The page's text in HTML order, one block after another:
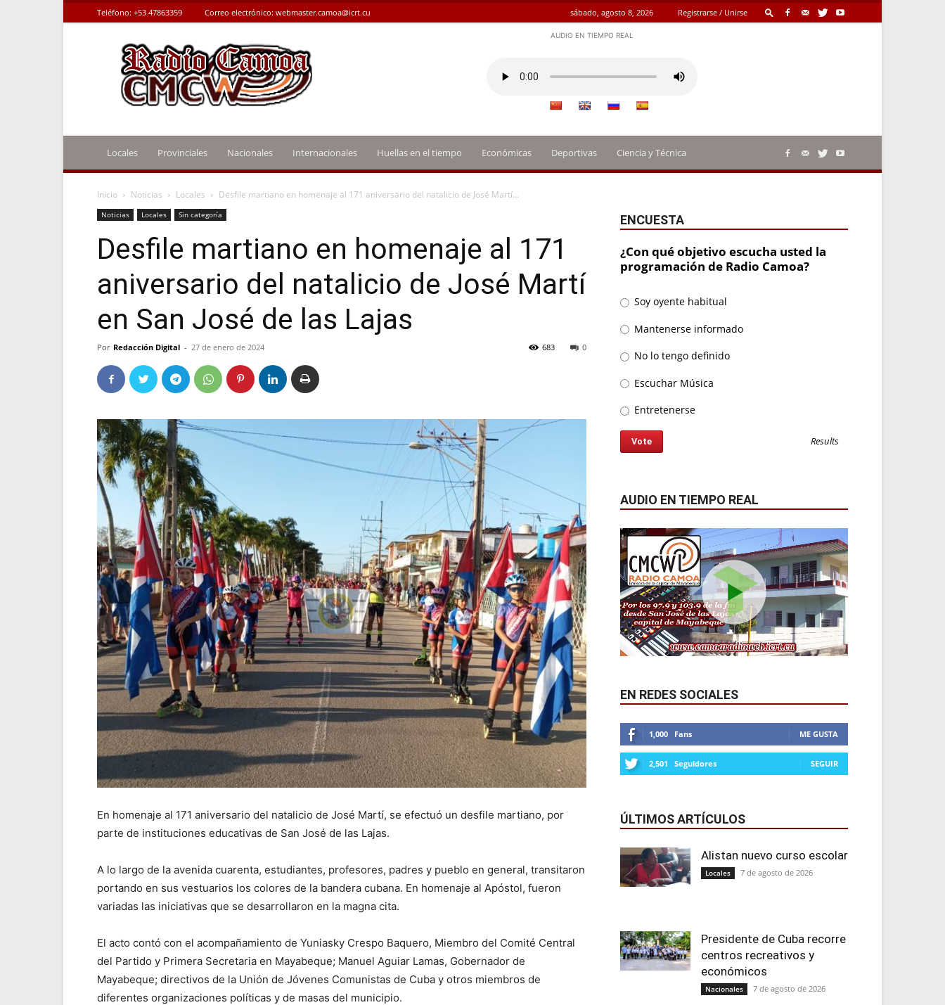
sábado, agosto 8, 2026 Registrarse / Unirse
Teléfono: +53 47863359 Correo electrónico: webmaster.camoa@icrt.cu
Radio
Camoa
AUDIO EN TIEMPO REAL
Locales Provinciales Nacionales Internacionales Huellas en el tiempo Económicas Deportivas Ciencia y Técnica
Inicio Noticias Locales Desfile martiano en homenaje al 171 aniversario del natalicio de José Martí...
Noticias Locales Sin categoría
Desfile martiano en homenaje al 171
aniversario del natalicio de José Martí
en San José de las Lajas
Por Redacción Digital - 27 de enero de 2024 0
683
En homenaje al 171 aniversario del natalicio de José Martí, se efectuó un desfile martiano, por
parte de instituciones educativas de San José de las Lajas.
A lo largo de la avenida cuarenta, estudiantes, profesores, padres y pueblo en general, transitaron
portando en sus vestuarios los colores de la bandera cubana. En homenaje al Apóstol, fueron
variadas las iniciativas que se desarrollaron en la magna cita.
El acto contó con el acompañamiento de Yuniasky Crespo Baquero, Miembro del Comité Central
del Partido y Primera Secretaria en Mayabeque; Manuel Aguiar Lamas, Gobernador de
Mayabeque; directivos de la Unión de Jóvenes Comunistas de Cuba y otros miembros de
diferentes organizaciones políticas y de masas del municipio.
ENCUESTA
¿Con qué objetivo escucha usted la
programación de Radio Camoa?
Soy oyente habitual
Mantenerse informado
No lo tengo definido
Escuchar Música
Entretenerse
Results
AUDIO EN TIEMPO REAL
EN REDES SOCIALES
1,000 Fans ME GUSTA
2,501 Seguidores SEGUIR
ÚLTIMOS ARTÍCULOS
Alistan nuevo curso escolar
Locales 7 de agosto de 2026
Presidente de Cuba recorre
centros recreativos y
económicos
Nacionales 7 de agosto de 2026